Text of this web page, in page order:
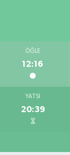
ÖĞLE
12:16
YATSI
20:39